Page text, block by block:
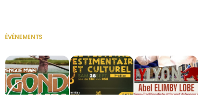
ÉVÉNEMENTS